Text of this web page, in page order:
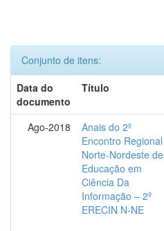
Conjunto de itens:
Data do
documento
Título
Ago-2018
Anais do 2º
Encontro Regional
Norte-Nordeste de
Educação em
Ciência Da
Informação – 2º
ERECIN N-NE